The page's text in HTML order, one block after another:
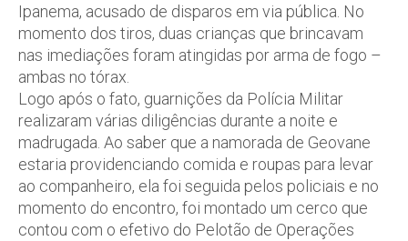
Ipanema, acusado de disparos em via pública. No
momento dos tiros, duas crianças que brincavam
nas imediações foram atingidas por arma de fogo –
ambas no tórax.
Logo após o fato, guarnições da Polícia Militar
realizaram várias diligências durante a noite e
madrugada. Ao saber que a namorada de Geovane
estaria providenciando comida e roupas para levar
ao companheiro, ela foi seguida pelos policiais e no
momento do encontro, foi montado um cerco que
contou com o efetivo do Pelotão de Operações